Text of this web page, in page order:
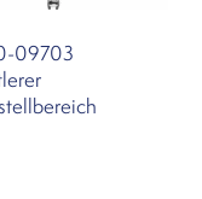
09703